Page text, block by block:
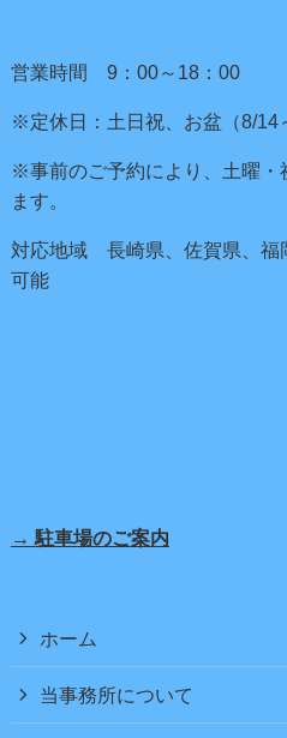
営業時間 9：00～18：00
※定休日：土日祝、お盆（8/14
※事前のご予約により、土曜・
ます。
対応地域 長崎県、佐賀県、福
可能
→ 駐車場のご案内
ホーム
当事務所について